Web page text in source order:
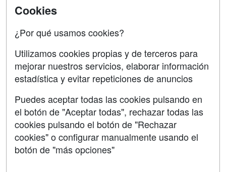
Acceso Centros
Contactar
Confidencialidad
Aviso legal
Copyleft
Cookies
¿Por qué usamos cookies?
Utilizamos cookies propias y de terceros para
mejorar nuestros servicios, elaborar información
estadística y evitar repeticiones de anuncios
Puedes aceptar todas las cookies pulsando en
el botón de "Aceptar todas", rechazar todas las
cookies pulsando el botón de "Rechazar
cookies" o configurar manualmente usando el
botón de "más opciones"